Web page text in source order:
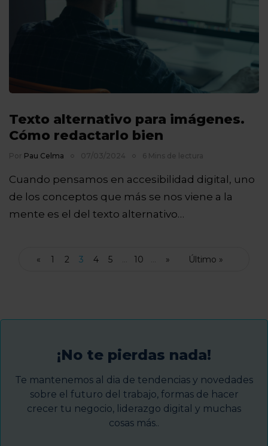
Texto alternativo para imágenes.
Cómo redactarlo bien
Por Pau Celma 07/03/2024 6 Mins de lectura
Cuando pensamos en accesibilidad digital, uno
de los conceptos que más se nos viene a la
mente es el del texto alternativo…
« 1 2 3 4 5 10 » Último »
¡No te pierdas nada!
Te mantenemos al dia de tendencias y novedades
sobre el futuro del trabajo, formas de hacer
crecer tu negocio, liderazgo digital y muchas
cosas más..